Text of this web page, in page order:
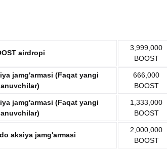
airdropi
3,999,000
BOOST
jamg'armasi (Faqat yangi
666,000
BOOST
jamg'armasi (Faqat yangi
1,333,000
BOOST
aksiya jamg'armasi
2,000,000
BOOST